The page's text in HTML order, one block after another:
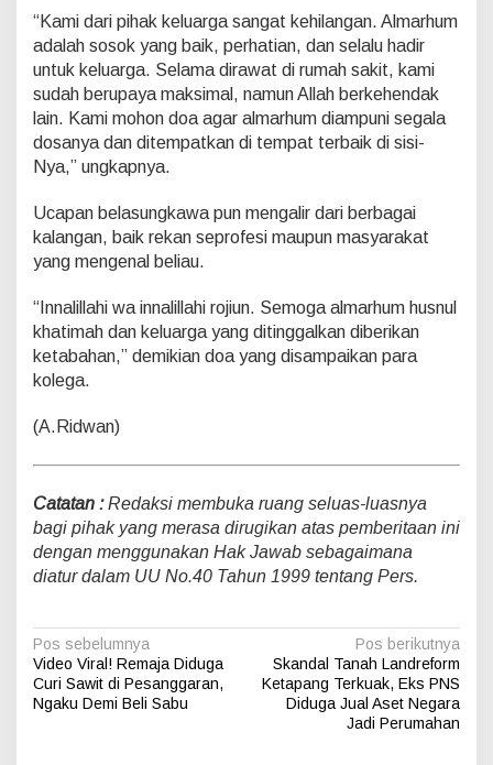
l
a
n
W
a
s
a
n
B
p
u
l
a
“Kami dari pihak keluarga sangat kehilangan. Almarhum
adalah sosok yang baik, perhatian, dan selalu hadir
untuk keluarga. Selama dirawat di rumah sakit, kami
sudah berupaya maksimal, namun Allah berkehendak
lain. Kami mohon doa agar almarhum diampuni segala
dosanya dan ditempatkan di tempat terbaik di sisi-
Nya,” ungkapnya.
Ucapan belasungkawa pun mengalir dari berbagai
kalangan, baik rekan seprofesi maupun masyarakat
yang mengenal beliau.
“Innalillahi wa innalillahi rojiun. Semoga almarhum husnul
khatimah dan keluarga yang ditinggalkan diberikan
ketabahan,” demikian doa yang disampaikan para
kolega.
(A.Ridwan)
Catatan :Redaksi membuka ruang seluas-luasnya
bagi pihak yang merasa dirugikan atas pemberitaan ini
dengan menggunakan Hak Jawab sebagaimana
diatur dalam UU No.40 Tahun 1999 tentang Pers.
N
a
v
Pos sebelumnya
Video Viral! Remaja Diduga
Curi Sawit di Pesanggaran,
Ngaku Demi Beli Sabu
Pos berikutnya
Skandal Tanah Landreform
Ketapang Terkuak, Eks PNS
Diduga Jual Aset Negara
Jadi Perumahan